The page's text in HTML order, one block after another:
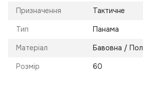
Призначення Тактичне
Тип Панама
Матеріал Бавовна /
Розмір 60